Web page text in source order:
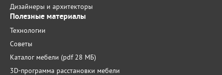
Дизайнеры и архитекторы
Полезные материалы
Технологии
Советы
Каталог мебели (pdf 28 МБ)
3D-программа расстановки мебели